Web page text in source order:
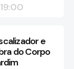
19:00
e
do Corpo